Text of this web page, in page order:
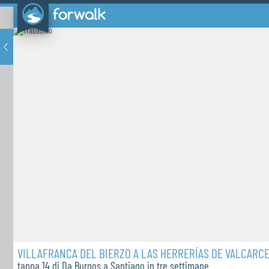
VILLAFRANCA DEL BIERZO A LAS HERRERÍAS DE VALCARCE
tappa 14 di Da Burgos a Santiago in tre settimane